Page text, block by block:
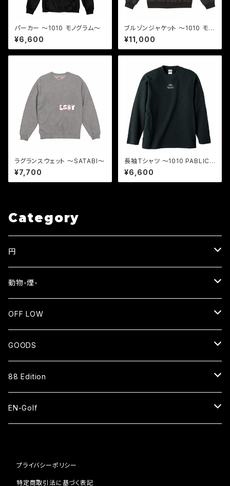
パーカー 〜1010 モノグラム〜
¥6,600
ブルゾンジャケット 〜1010 モノ
グラム〜
¥11,000
ラグランスウェット 〜SATABI〜
¥7,700
長袖Tシャツ 〜1010 PABLIC
BATH〜
¥6,600
Category
円
EN
長袖Tシャツ
スウェット
動物-煙-
NEKO⇄OKEN
長袖Tシャツ
バッグ
SMOKE WOLF⇄狼煙
EN=猿
OFF LOW
SENTO
長袖Tシャツ
パーカー
ブルゾン
GOODS
CAP
HAT
BAG
88 Edition
ベースボールシャツ
キャップ
EN-Golf
ピステ
PAR109 2H
プライバシーポリシー
特定商取引法に基づく表記